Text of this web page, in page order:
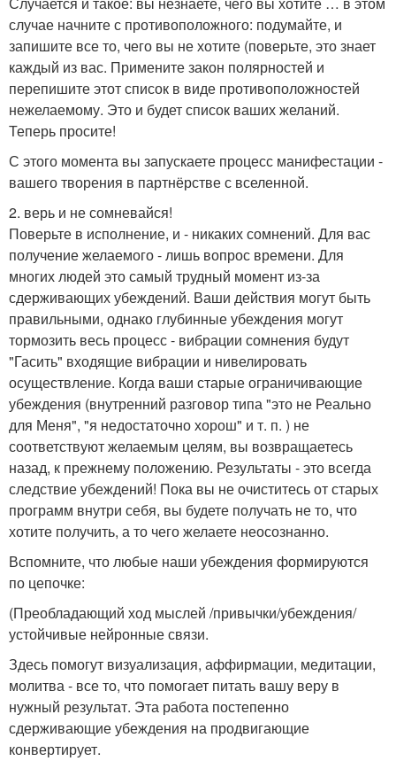
случае начните с противоположного: подумайте, и
запишите все то, чего вы не хотите (поверьте, это знает
каждый из вас. Примените закон полярностей и
перепишите этот список в виде противоположностей
нежелаемому. Это и будет список ваших желаний.
Теперь просите!
С этого момента вы запускаете процесс манифестации -
вашего творения в партнёрстве с вселенной.
2. верь и не сомневайся!
Поверьте в исполнение, и - никаких сомнений. Для вас
получение желаемого - лишь вопрос времени. Для
многих людей это самый трудный момент из-за
сдерживающих убеждений. Ваши действия могут быть
правильными, однако глубинные убеждения могут
тормозить весь процесс - вибрации сомнения будут
"Гасить" входящие вибрации и нивелировать
осуществление. Когда ваши старые ограничивающие
убеждения (внутренний разговор типа "это не Реально
для Меня", "я недостаточно хорош" и т. п. ) не
соответствуют желаемым целям, вы возвращаетесь
назад, к прежнему положению. Результаты - это всегда
следствие убеждений! Пока вы не очиститесь от старых
программ внутри себя, вы будете получать не то, что
хотите получить, а то чего желаете неосознанно.
Вспомните, что любые наши убеждения формируются
по цепочке:
(Преобладающий ход мыслей /привычки/убеждения/
устойчивые нейронные связи.
Здесь помогут визуализация, аффирмации, медитации,
молитва - все то, что помогает питать вашу веру в
нужный результат. Эта работа постепенно
сдерживающие убеждения на продвигающие
конвертирует.